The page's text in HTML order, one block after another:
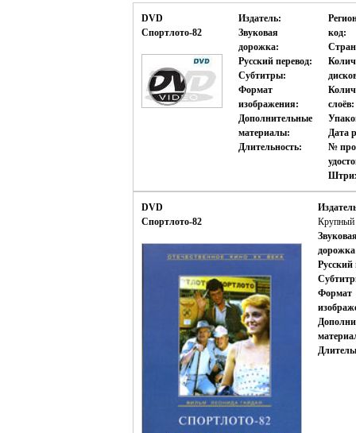
DVD
Спортлото-82
Издатель:
Звуковая
дорожка:
Русский перевод:
Субтитры:
Формат
изображения:
Дополнительные
материалы:
Длительность:
код:
слоёв:
Дата
№
DVD
Спортлото-82
Крупный
Русский
Формат